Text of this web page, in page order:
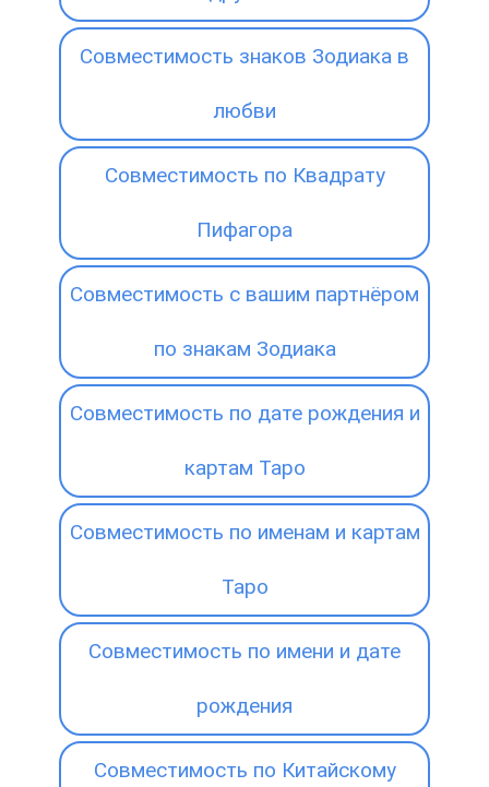
Совместимость знаков Зодиака в
любви
Совместимость по Квадрату
Пифагора
Совместимость с вашим партнёром
по знакам Зодиака
Совместимость по дате рождения и
картам Таро
Совместимость по именам и картам
Таро
Совместимость по имени и дате
рождения
Совместимость по Китайскому